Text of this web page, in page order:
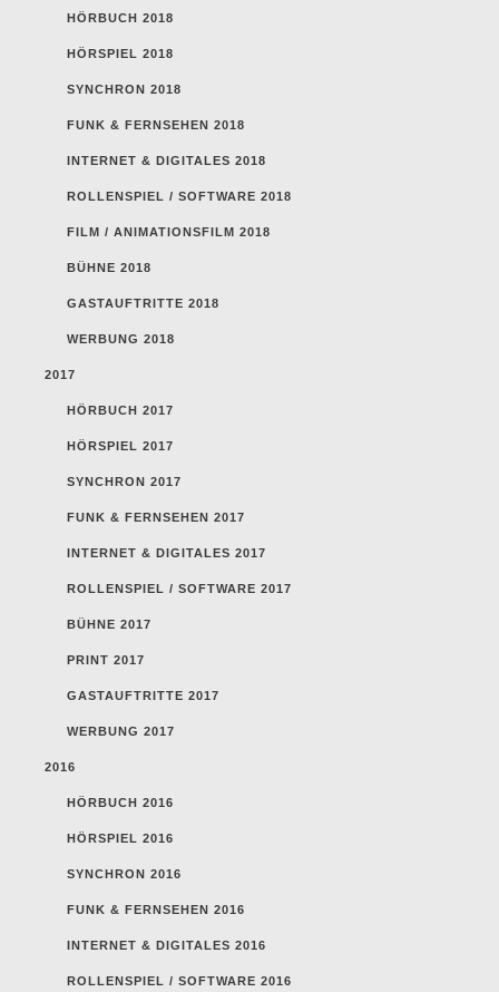
HÖRBUCH 2018
HÖRSPIEL 2018
SYNCHRON 2018
FUNK & FERNSEHEN 2018
INTERNET & DIGITALES 2018
ROLLENSPIEL / SOFTWARE 2018
FILM / ANIMATIONSFILM 2018
BÜHNE 2018
GASTAUFTRITTE 2018
WERBUNG 2018
2017
HÖRBUCH 2017
HÖRSPIEL 2017
SYNCHRON 2017
FUNK & FERNSEHEN 2017
INTERNET & DIGITALES 2017
ROLLENSPIEL / SOFTWARE 2017
BÜHNE 2017
PRINT 2017
GASTAUFTRITTE 2017
WERBUNG 2017
2016
HÖRBUCH 2016
HÖRSPIEL 2016
SYNCHRON 2016
FUNK & FERNSEHEN 2016
INTERNET & DIGITALES 2016
ROLLENSPIEL / SOFTWARE 2016